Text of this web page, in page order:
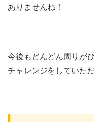
ありませんね！
今後もどんどん周りが
チャレンジをしていた